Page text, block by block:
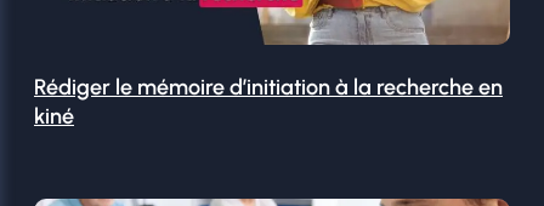
Rédiger le mémoire d’initiation à la recherche en
kiné